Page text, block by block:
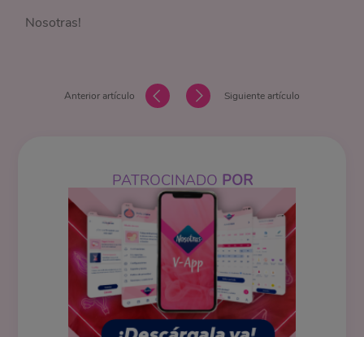
Nosotras!
Anterior artículo Siguiente artículo
PATROCINADO POR